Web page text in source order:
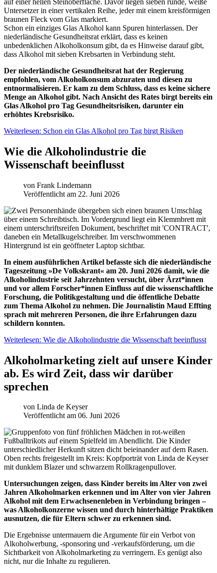
Schon ein einziges Glas Alkohol kann Spuren hinterlassen. Der
niederländische Gesundheitsrat erklärt, dass es keinen
unbedenklichen Alkoholkonsum gibt, da es Hinweise darauf gibt,
dass Alkohol mit sieben Krebsarten in Verbindung steht.
Der niederländische Gesundheitsrat hat der Regierung
empfohlen, vom Alkoholkonsum abzuraten und diesen zu
entnormalisieren. Er kam zu dem Schluss, dass es keine sichere
Menge an Alkohol gibt. Nach Ansicht des Rates birgt bereits ein
Glas Alkohol pro Tag Gesundheitsrisiken, darunter ein
erhöhtes Krebsrisiko.
Weiterlesen: Schon ein Glas Alkohol pro Tag birgt Risiken
Wie die Alkoholindustrie die
Wissenschaft beeinflusst
von Frank Lindemann
Veröffentlicht am 22. Juni 2026
In einem ausführlichen Artikel befasste sich die niederländische
Tageszeitung »De Volkskrant« am 20. Juni 2026 damit, wie die
Alkoholindustrie seit Jahrzehnten versucht, über Ärzt*innen
und vor allem Forscher*innen Einfluss auf die wissenschaftliche
Forschung, die Politikgestaltung und die öffentliche Debatte
zum Thema Alkohol zu nehmen. Die Journalistin Maud Effting
sprach mit mehreren Personen, die ihre Erfahrungen dazu
schildern konnten.
Weiterlesen: Wie die Alkoholindustrie die Wissenschaft beeinflusst
Alkoholmarketing zielt auf unsere Kinder
ab. Es wird Zeit, dass wir darüber
sprechen
von Linda de Keyser
Veröffentlicht am 06. Juni 2026
Untersuchungen zeigen, dass Kinder bereits im Alter von zwei
Jahren Alkoholmarken erkennen und im Alter von vier Jahren
Alkohol mit dem Erwachsenenleben in Verbindung bringen –
was Alkoholkonzerne wissen und durch hinterhältige Praktiken
ausnutzen, die für Eltern schwer zu erkennen sind.
Die Ergebnisse untermauern die Argumente für ein Verbot von
Alkoholwerbung, ‑sponsoring und ‑verkaufsförderung, um die
Sichtbarkeit von Alkoholmarketing zu verringern. Es genügt also
nicht, nur die Inhalte zu regulieren.